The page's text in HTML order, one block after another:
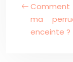
ma
enceinte ?